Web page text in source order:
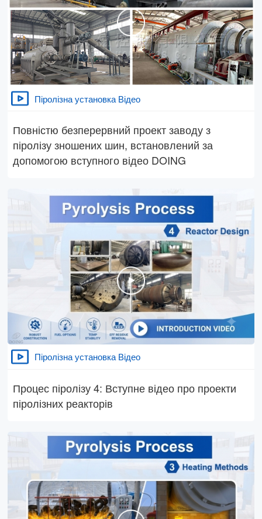
Піролізна установка Відео
Повністю безперервний проект заводу з
піролізу зношених шин, встановлений за
допомогою вступного відео DOING
Піролізна установка Відео
Процес піролізу 4: Вступне відео про проекти
піролізних реакторів